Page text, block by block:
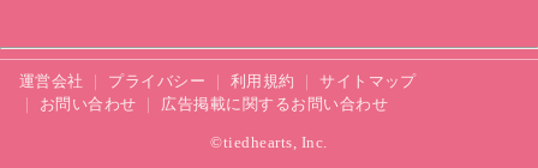
運営会社 プライバシー 利用規約
サイトマップ
お問い合わせ
広告掲載に関するお問い合わせ
©tiedhearts, Inc.